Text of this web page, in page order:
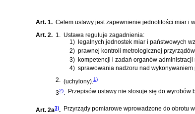
Art. 1. Celem ustawy jest zapewnienie jednolitości miar i
Art. 2. 1. Ustawa reguluje zagadnienia:
1)
legalnych jednostek miar i państwowych
2) prawnej kontroli metrologicznej
3) kompetencji i zadań organów administracji
4) sprawowania nadzoru nad wykonywaniem
2. (uchylony).1)
32). Przepisów ustawy nie stosuje się do
Art. 2a3). Przyrządy pomiarowe wprowadzone do obrotu